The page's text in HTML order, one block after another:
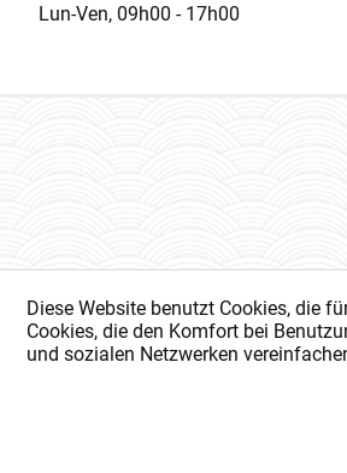
Lun-Ven, 09h00 - 17h00
Diese Website benutzt Cookies, die
Cookies, die den Komfort bei
und sozialen Netzwerken